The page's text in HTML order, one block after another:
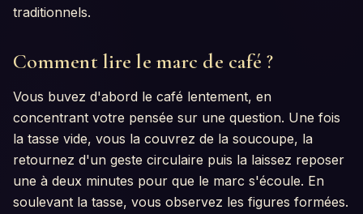
traditionnels.
Comment lire le marc de café ?
Vous buvez d'abord le café lentement, en
concentrant votre pensée sur une question. Une fois
la tasse vide, vous la couvrez de la soucoupe, la
retournez d'un geste circulaire puis la laissez reposer
une à deux minutes pour que le marc s'écoule. En
soulevant la tasse, vous observez les figures formées.